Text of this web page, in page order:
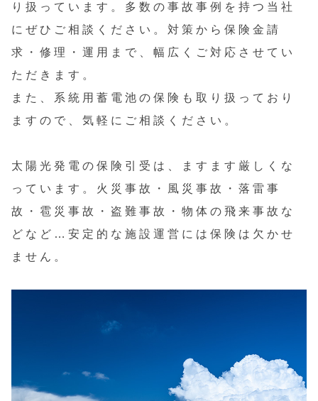
り扱っています。多数の事故事例を持つ当社
にぜひご相談ください。対策から保険金請
求・修理・運用まで、幅広くご対応させてい
ただきます。
また、系統用蓄電池の保険も取り扱っており
ますので、気軽にご相談ください。
太陽光発電の保険引受は、ますます厳しくな
っています。火災事故・風災事故・落雷事
故・雹災事故・盗難事故・物体の飛来事故な
どなど…安定的な施設運営には保険は欠かせ
ません。